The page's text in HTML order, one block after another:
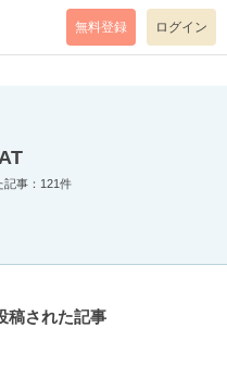
mode=return level=notice
無料登録 ログイン
記事：121件
稿された記事